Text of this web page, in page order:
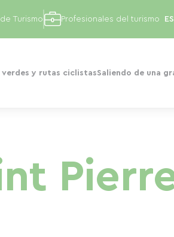
verdes y rutas ciclistasSaliendo de una
Turismo Profesionales del turismo